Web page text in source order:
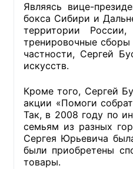
Аппарат ОП КО
УСТАВ ГКУ “АППАРАТ ОП
Доходы руководителя за
Являясь вице-
бокса Сибири и
территории
тренировочные
частности, Сергей
искусств.
Кроме того, Сергей
акции «Помоги
Так, в 2008 году по
семьям из разных
Сергея Юрьевича
были приобретены
товары.